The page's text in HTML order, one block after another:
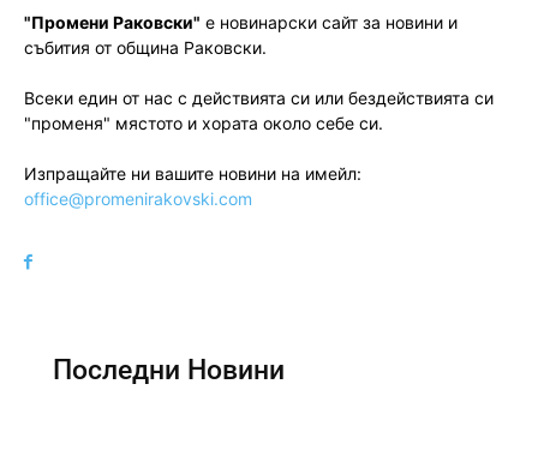
"Промени Раковски" е новинарски сайт за новини и
събития от община Раковски.
Всеки един от нас с действията си или бездействията си
"променя" мястото и хората около себе си.
Изпращайте ни вашите новини на имейл:
office@promenirakovski.com
Последни Новини